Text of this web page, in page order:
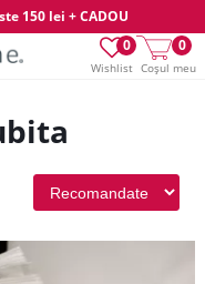
150 lei + CADOU
Wishlist
0
Coșul meu
0